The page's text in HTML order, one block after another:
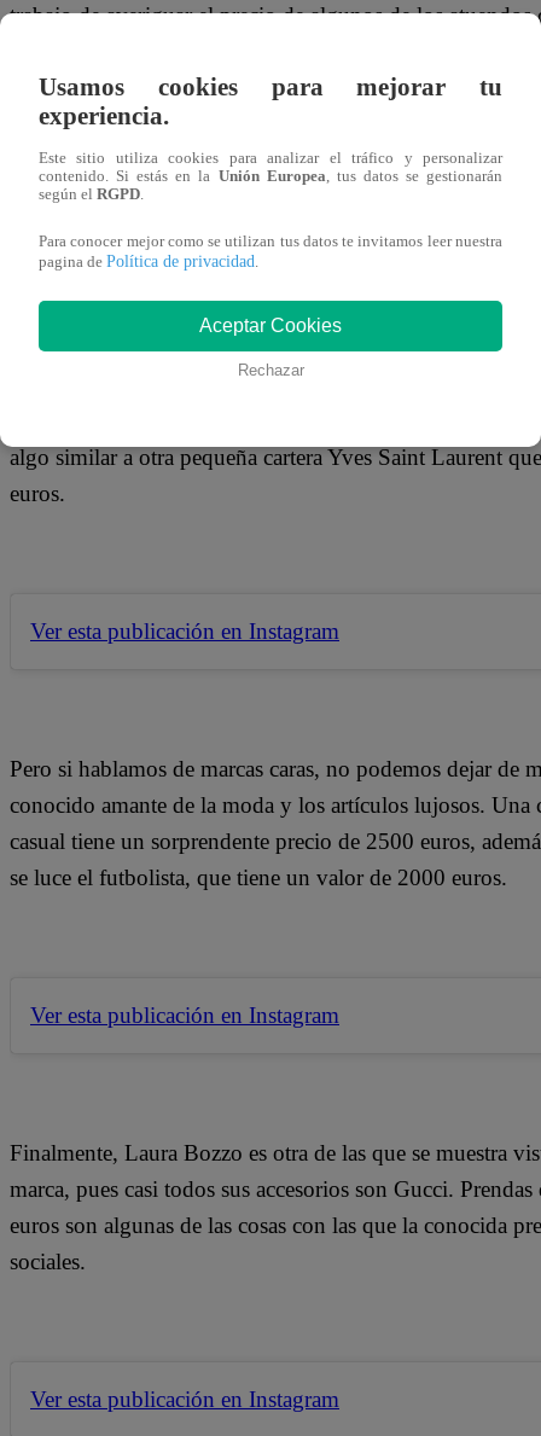
trabajo de averiguar el precio de algunos de los
Les gustan los lujos
Una de ellas es Brunella Horna, quien no lo piensa dos
las carteras costosas, por eso cada vez que puede se
algo similar a otra pequeña cartera Yves Saint Laurent
euros.
Ver esta publicación en Instagram
Pero si hablamos de marcas caras, no podemos dejar de
conocido amante de la moda y los artículos lujosos. Una
casual tiene un sorprendente precio de 2500 euros,
se luce el futbolista, que tiene un valor de 2000 euros.
Ver esta publicación en Instagram
Finalmente, Laura Bozzo es otra de las que se muestra
marca, pues casi todos sus accesorios son Gucci.
euros son algunas de las cosas con las que la conocida
sociales.
Ver esta publicación en Instagram
Usamos cookies para mejorar tu
experiencia.
Este sitio utiliza cookies para analizar el tráfico y personalizar
contenido. Si estás en la Unión Europea, tus datos se gestionarán
según el RGPD.
Para conocer mejor como se utilizan tus datos te invitamos leer nuestra
pagina de Política de privacidad.
Aceptar Cookies
Rechazar